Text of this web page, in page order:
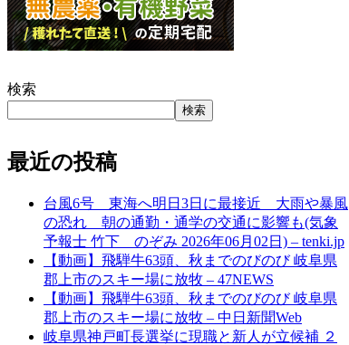
検索
検索
最近の投稿
台風6号 東海へ明日3日に最接近 大雨や暴風
の恐れ 朝の通勤・通学の交通に影響も(気象
予報士 竹下 のぞみ 2026年06月02日) – tenki.jp
【動画】飛騨牛63頭、秋までのびのび 岐阜県
郡上市のスキー場に放牧 – 47NEWS
【動画】飛騨牛63頭、秋までのびのび 岐阜県
郡上市のスキー場に放牧 – 中日新聞Web
岐阜県神戸町長選挙に現職と新人が立候補 ２